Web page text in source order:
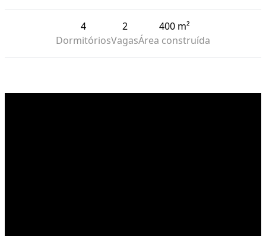
4
Dormitórios
2
Vagas
400 m²
Área construída